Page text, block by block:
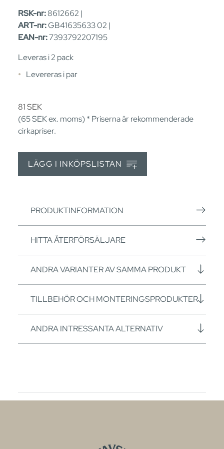
RSK-nr:8612662 |
ART-nr:GB41635633 02 |
EAN-nr:7393792207195
Leveras i 2 pack
Levereras i par
81SEK
(65SEKex. moms) * Priserna är rekommenderade
cirkapriser.
LÄGG I INKÖPSLISTAN
PRODUKTINFORMATION
HITTA ÅTERFÖRSÄLJARE
ANDRA VARIANTER AV SAMMA PRODUKT
TILLBEHÖR OCH MONTERINGSPRODUKTER
ANDRA INTRESSANTA ALTERNATIV